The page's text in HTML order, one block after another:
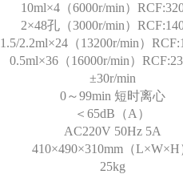
10ml×4（6000r/min）
2×48孔（3000r/min）
1.5/2.2ml×24（13200r/min）
0.5ml×36（16000r/min）
±30r/min
0～99min 短时离心
＜65dB（A）
AC220V 50Hz 5A
410×490×310mm（L×W×H
25kg